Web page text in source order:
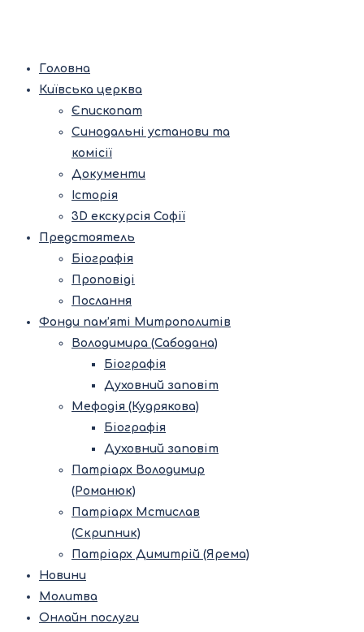
Головна
Київська церква
Єпископат
Синодальні установи та
комісії
Документи
Історія
3D екскурсія Софії
Предстоятель
Біографія
Проповіді
Послання
Фонди пам’яті Митрополитів
Володимира (Сабодана)
Біографія
Духовний заповіт
Мефодія (Кудрякова)
Біографія
Духовний заповіт
Патріарх Володимир
(Романюк)
Патріарх Мстислав
(Скрипник)
Патріарх Димитрій (Ярема)
Новини
Молитва
Онлайн послуги